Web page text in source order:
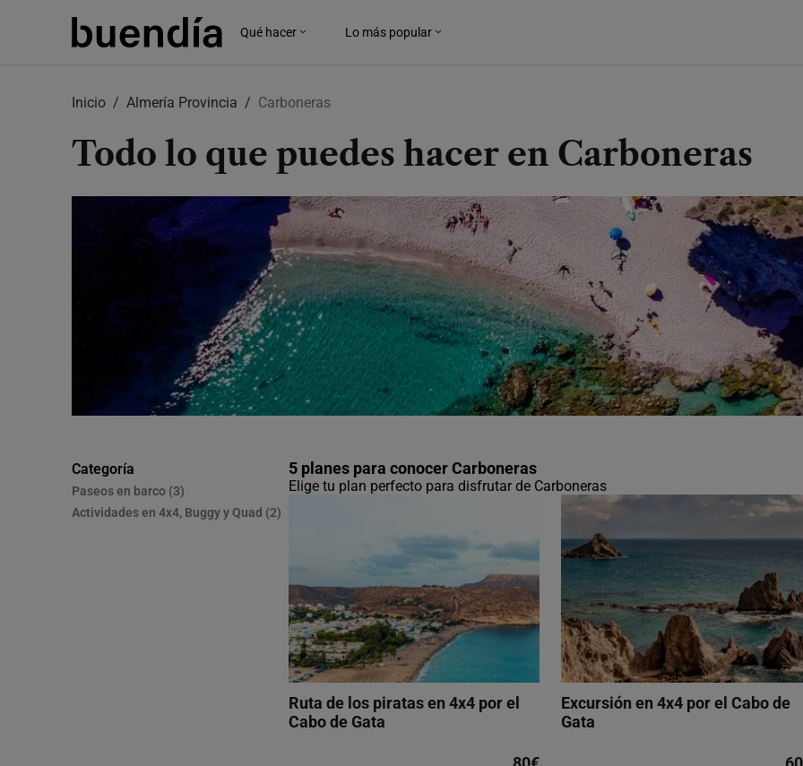
Qué hacer Lo más popular
Inicio Almería Provincia Carboneras
Todo lo que puedes hacer en Carboneras
Categoría
Paseos en barco (3)
Actividades en 4x4, Buggy y Quad (2)
5 planes para conocer Carboneras
Elige tu plan perfecto para disfrutar de Carboneras
Ruta de los piratas en 4x4 por el
Cabo de Gata
Excursión en 4x4 por el Cabo de
Gata